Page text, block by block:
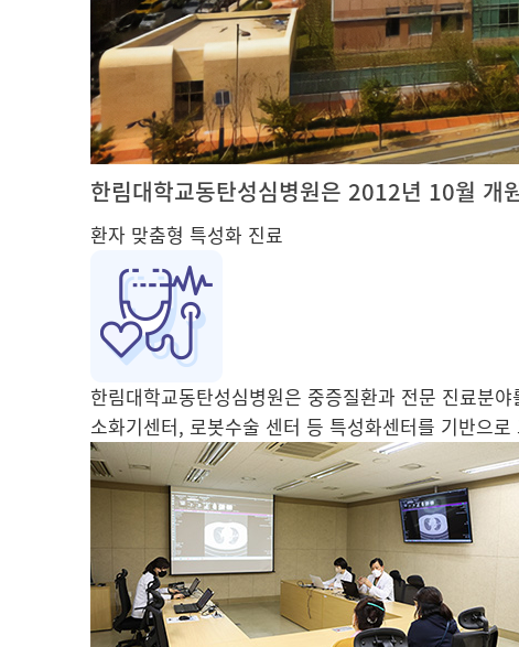
한림대학교동탄성심병원은 2012년 10월 개
환자 맞춤형 특성화 진료
한림대학교동탄성심병원은 중증질환과 전문 진료분야
소화기센터, 로봇수술 센터 등 특성화센터를 기반으